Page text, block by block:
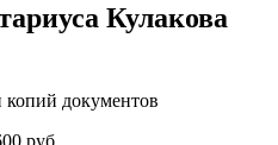
Кулакова
копий документов
руб.